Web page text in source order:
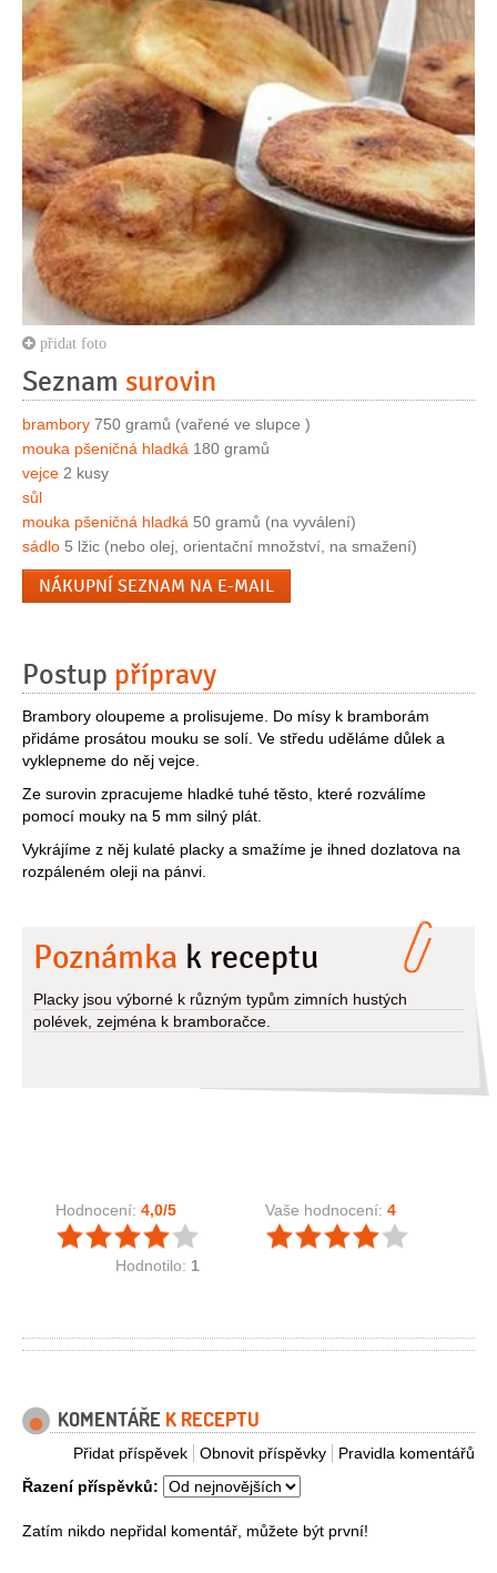
přidat foto
Seznam surovin
brambory 750 gramů (vařené ve slupce )
mouka pšeničná hladká 180 gramů
vejce 2 kusy
sůl
mouka pšeničná hladká 50 gramů (na vyválení)
sádlo 5 lžic (nebo olej, orientační množství, na smažení)
NÁKUPNÍ SEZNAM NA E-MAIL
Postup přípravy
Brambory oloupeme a prolisujeme. Do mísy k bramborám
přidáme prosátou mouku se solí. Ve středu uděláme důlek a
vyklepneme do něj vejce.
Ze surovin zpracujeme hladké tuhé těsto, které rozválíme
pomocí mouky na 5 mm silný plát.
Vykrájíme z něj kulaté placky a smažíme je ihned dozlatova na
rozpáleném oleji na pánvi.
Poznámka k receptu
Placky jsou výborné k různým typům zimních hustých
polévek, zejména k bramboračce.
Hodnocení: 4,0/5
Hodnotilo: 1
Vaše hodnocení: 4
KOMENTÁŘE K RECEPTU
Pravidla komentářů
Obnovit příspěvky
Přidat příspěvek
Řazení příspěvků:
Zatím nikdo nepřidal komentář, můžete být první!